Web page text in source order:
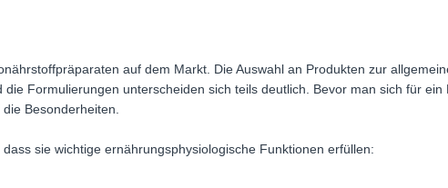
auf dem Markt. Die Auswahl an Produkten zur
Formulierungen unterscheiden sich teils deutlich. Bevor man sich für ein
Besonderheiten.
sie wichtige ernährungsphysiologische Funktionen erfüllen: